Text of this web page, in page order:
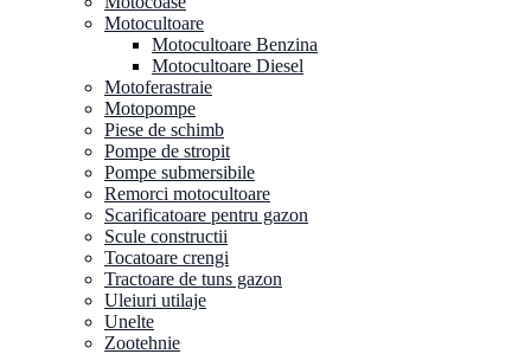
Motocultoare
Motocultoare Benzina
Motocultoare Diesel
Motoferastraie
Motopompe
Piese de schimb
Pompe de stropit
Pompe submersibile
Remorci motocultoare
Scarificatoare pentru gazon
Scule constructii
Tocatoare crengi
Tractoare de tuns gazon
Uleiuri utilaje
Unelte
Zootehnie